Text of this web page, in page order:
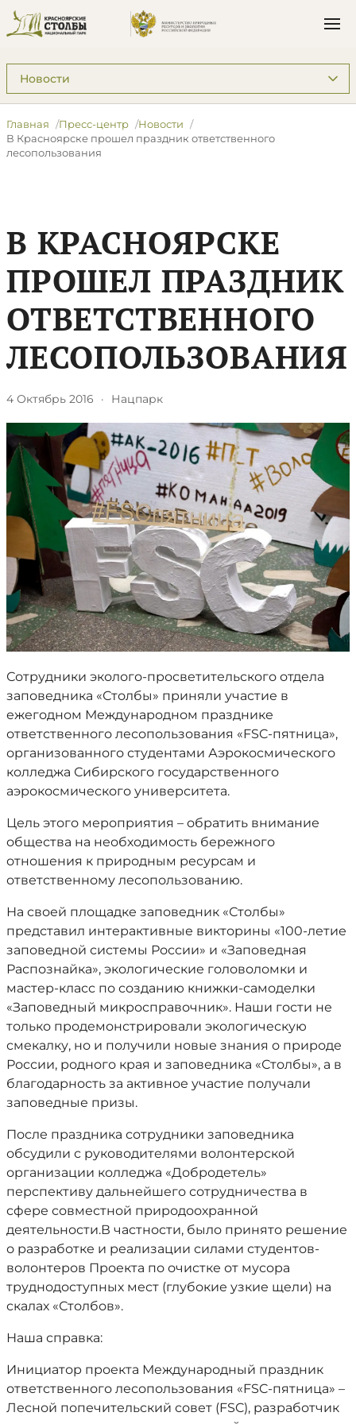
Подразделы: Пресс-центр
Главная Пресс-центр
Новости
В Красноярске прошел праздник ответственного
лесопользования
В КРАСНОЯРСКЕ
ПРОШЕЛ ПРАЗДНИК
ОТВЕТСТВЕННОГО
ЛЕСОПОЛЬЗОВАНИЯ
4 Октябрь 2016 · Нацпарк
Сотрудники эколого-просветительского отдела
заповедника «Столбы» приняли участие в
ежегодном Международном празднике
ответственного лесопользования «FSC-пятница»,
организованного студентами Аэрокосмического
колледжа Сибирского государственного
аэрокосмического университета.
Цель этого мероприятия – обратить внимание
общества на необходимость бережного
отношения к природным ресурсам и
ответственному лесопользованию.
На своей площадке заповедник «Столбы»
представил интерактивные викторины «100-летие
заповедной системы России» и «Заповедная
Распознайка», экологические головоломки и
мастер-класс по созданию книжки-самоделки
«Заповедный микросправочник». Наши гости не
только продемонстрировали экологическую
смекалку, но и получили новые знания о природе
России, родного края и заповедника «Столбы», а в
благодарность за активное участие получали
заповедные призы.
После праздника сотрудники заповедника
обсудили с руководителями волонтерской
организации колледжа «Добродетель»
перспективу дальнейшего сотрудничества в
сфере совместной природоохранной
деятельности.В частности, было принято решение
о разработке и реализации силами студентов-
волонтеров Проекта по очистке от мусора
труднодоступных мест (глубокие узкие щели) на
скалах «Столбов».
Наша справка:
Инициатор проекта Международный праздник
ответственного лесопользования «FSC-пятница» –
Лесной попечительский совет (FSC), разработчик